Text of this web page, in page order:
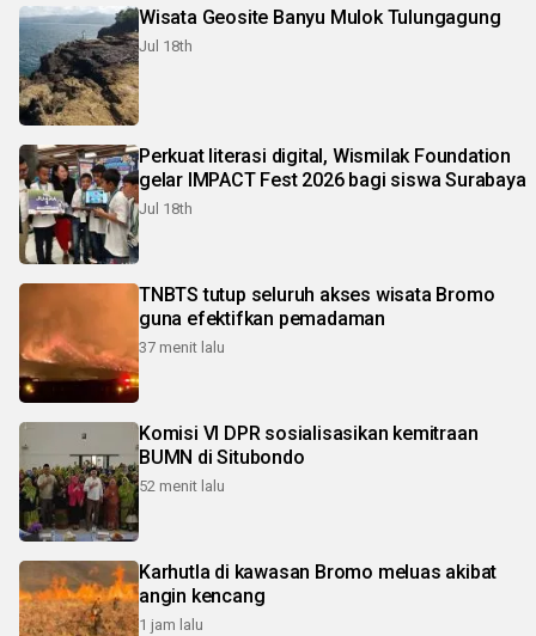
Wisata Geosite Banyu Mulok Tulungagung
Jul 18th
Perkuat literasi digital, Wismilak Foundation
gelar IMPACT Fest 2026 bagi siswa Surabaya
Jul 18th
TNBTS tutup seluruh akses wisata Bromo
guna efektifkan pemadaman
37 menit lalu
Komisi VI DPR sosialisasikan kemitraan
BUMN di Situbondo
52 menit lalu
Karhutla di kawasan Bromo meluas akibat
angin kencang
1 jam lalu